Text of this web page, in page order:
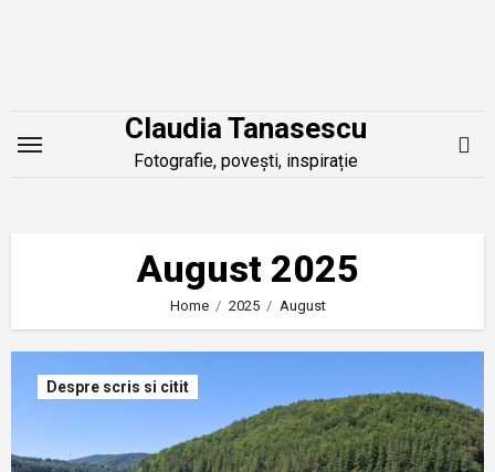
Claudia Tanasescu
Fotografie, povești, inspirație
August 2025
Home 2025 August
Despre scris si citit